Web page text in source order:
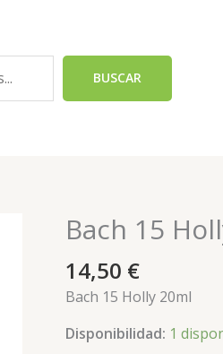
BUSCAR
Bach 15
14,50 €
Bach 15 Holly 20ml
Disponibilidad: 1
Bach
15
Holly
20ml